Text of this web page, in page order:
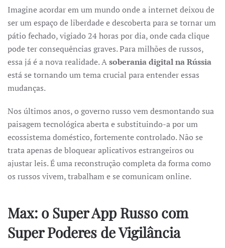
Digital
na
Rússia:
Como
o
Kremlin
a
Internet
ao
Estilo
da
Cortina
Ferro
Digital
Imagine acordar em um mundo onde a internet deixou de
ser um espaço de liberdade e descoberta para se tornar um
pátio fechado, vigiado 24 horas por dia, onde cada clique
pode ter consequências graves. Para milhões de russos,
essa já é a nova realidade. Asoberania digital na Rússia
está se tornando um tema crucial para entender essas
mudanças.
Nos últimos anos, o governo russo vem desmontando sua
paisagem tecnológica aberta e substituindo-a por um
ecossistema doméstico, fortemente controlado. Não se
trata apenas de bloquear aplicativos estrangeiros ou
ajustar leis. É uma reconstrução completa da forma como
os russos vivem, trabalham e se comunicam online.
Max: o Super App Russo com
Super Poderes de Vigilância